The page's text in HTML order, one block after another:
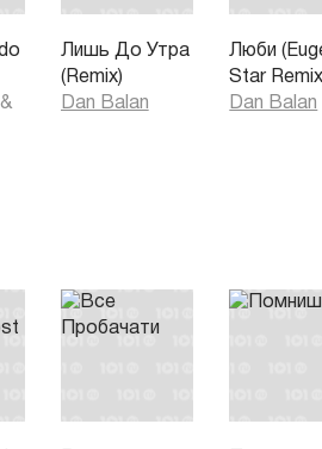
craving.....
&
Лишь До Утра
(Remix)
Dan Balan
Люби
Star
Dan Balan